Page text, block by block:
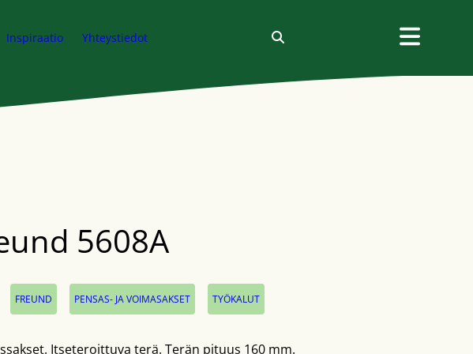
Inspiraatio Yhteystiedot
5608A
FREUND PENSAS- JA VOIMASAKSET TYÖKALUT
Itseteroittuva terä. Terän pituus 160 mm.